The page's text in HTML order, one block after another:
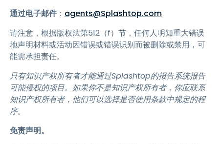
通过电子邮件 ： agents@Splashtop.com
请注意，根据版权法第512（f）节，任何人明知重大错误
地声明材料或活动因错误或错误识别而被删除或禁用，可
能需承担责任。
只有知识产权所有者才能通过Splashtop的报告系统报告
可能侵权的项目。如果你不是知识产权所有者，你应联系
知识产权所有者，他们可以选择是否使用条款中规定的程
序。
免责声明。